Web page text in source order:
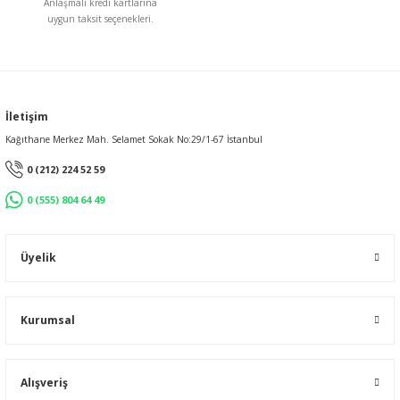
Anlaşmalı kredi kartlarına
uygun taksit seçenekleri.
İletişim
Kağıthane Merkez Mah. Selamet Sokak No:29/1-67 İstanbul
0 (212) 224 52 59
0 (555) 804 64 49
Üyelik
Kurumsal
Alışveriş